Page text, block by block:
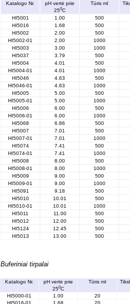
Katalogo Nr.
pH vertė prie
250C
Tūris ml
HI5001 1.00
500
HI5016
1.68
500
HI5002
2.00
500
HI5002-01
2.00
1000
HI5003
3.00
1000
HI5037
3.79
500
HI5004
4.01
500
HI5004-01
4.01
1000
HI5046
4.63
500
HI5046-01
4.63
1000
HI5005
5.00
500
HI5005-01
5.00
1000
HI5006
6.00
500
HI5006-01
6.00
1000
HI5068
6.86
500
HI5007
7.01
500
HI5007-01
7.01
1000
HI5074
7.41
500
HI5074-01
7.41
1000
HI5008
8.00
500
HI5008-01
8.00
1000
HI5009
9.00
500
HI5009-01
9.00
1000
HI5091
9.18
500
HI5010
10.01
500
HI5010-01
10.01
1000
HI5011
11.00
500
HI5012
12.00
500
HI5124
12.45
500
HI5013
13.00 500
Buferiniai tirpalai
Katalogo Nr.
pH vertė prie
250C
Tūris ml
HI5000-01 1.00 20
HI5016-01
1.68 20